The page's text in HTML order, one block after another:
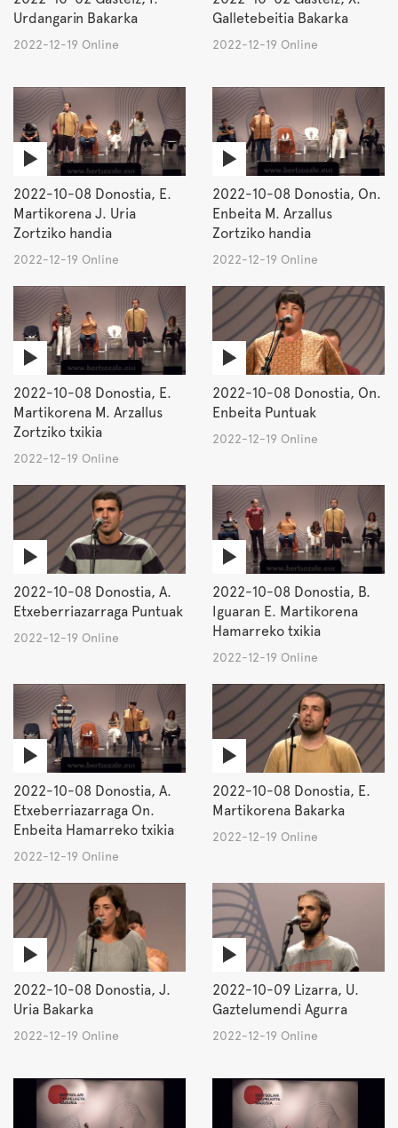
Urdangarin Bakarka
2022-12-19 Online
Galletebeitia Bakarka
2022-12-19 Online
2022-10-08 Donostia, E.
Martikorena J. Uria
Zortziko handia
2022-12-19 Online
2022-10-08 Donostia, On.
Enbeita M. Arzallus
Zortziko handia
2022-12-19 Online
2022-10-08 Donostia, E.
Martikorena M. Arzallus
Zortziko txikia
2022-12-19 Online
2022-10-08 Donostia, On.
Enbeita Puntuak
2022-12-19 Online
2022-10-08 Donostia, A.
Etxeberriazarraga Puntuak
2022-12-19 Online
2022-10-08 Donostia, B.
Iguaran E. Martikorena
Hamarreko txikia
2022-12-19 Online
2022-10-08 Donostia, A.
Etxeberriazarraga On.
Enbeita Hamarreko txikia
2022-12-19 Online
2022-10-08 Donostia, E.
Martikorena Bakarka
2022-12-19 Online
2022-10-08 Donostia, J.
Uria Bakarka
2022-12-19 Online
2022-10-09 Lizarra, U.
Gaztelumendi Agurra
2022-12-19 Online